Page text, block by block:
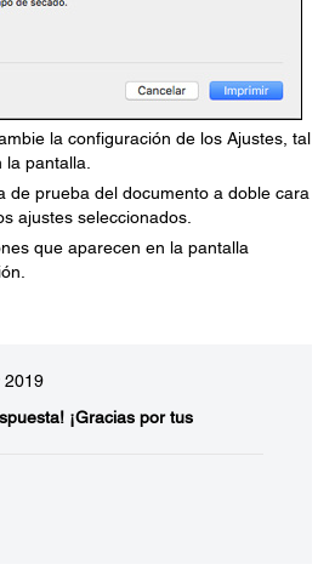
la configuración de los Ajustes, tal
pantalla.
de prueba del documento a doble cara
ajustes seleccionados.
que aparecen en la pantalla
2019
¡Gracias por tus